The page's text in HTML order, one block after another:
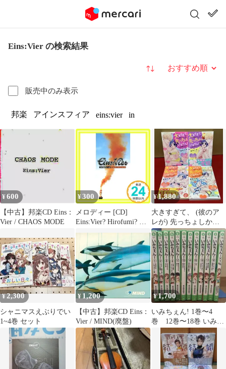
Eins:Vier の検索結果
販売中のみ表示
並び替え
邦楽 アインスフィア eins:vier in
¥600
【中古】邦楽CD Eins：
Vier / CHAOS MODE
¥300
メロディー [CD]
Eins:Vier? Hirofumi? 坂
井紀雄; Eins:Vier_03
¥1,880
大きすぎて、 (彼のア
レが) 先っちょしか入
りません! １〜４巻
セット
¥2,300
シャニマスえぶりでい
1~4巻 セット
¥ 1,200
【中古】邦楽CD Eins：
Vier / MIND(廃盤)
¥1,700
いみちぇん! 1巻〜4
巻 12巻〜18巻 いみち
ぇん！✖️1% 全12冊まと
め売り